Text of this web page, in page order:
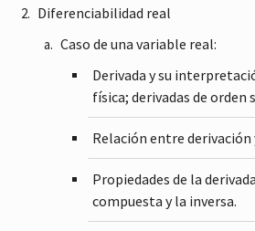
Diferenciabilidad real
Caso de una variable real:
Derivada y su
física; derivadas de orden
Relación entre derivación
Propiedades de la
compuesta y la inversa.